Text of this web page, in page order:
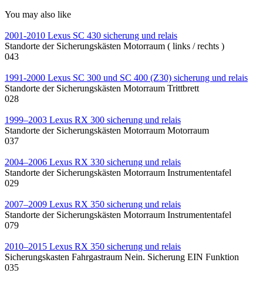
You may also like
2001-2010 Lexus SC 430 sicherung und relais
Standorte der Sicherungskästen Motorraum ( links / rechts )
043
1991-2000 Lexus SC 300 und SC 400 (Z30) sicherung und relais
Standorte der Sicherungskästen Motorraum Trittbrett
028
1999–2003 Lexus RX 300 sicherung und relais
Standorte der Sicherungskästen Motorraum Motorraum
037
2004–2006 Lexus RX 330 sicherung und relais
Standorte der Sicherungskästen Motorraum Instrumententafel
029
2007–2009 Lexus RX 350 sicherung und relais
Standorte der Sicherungskästen Motorraum Instrumententafel
079
2010–2015 Lexus RX 350 sicherung und relais
Sicherungskasten Fahrgastraum Nein. Sicherung EIN Funktion
035